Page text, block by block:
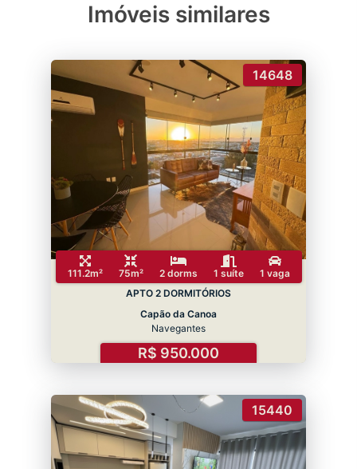
Imóveis similares
14648
111.2m² 75m² 2 dorms 1 suíte
1 vaga
APTO 2 DORMITÓRIOS
Capão da Canoa
Navegantes
R$ 950.000
15440